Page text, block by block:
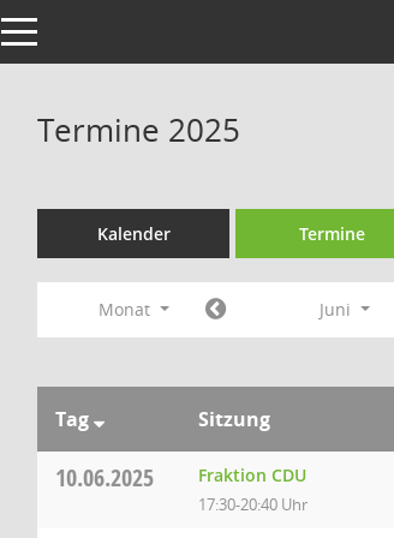
Toggle navigation
Termine 2025
Kalender Termine
Monat Juni
Tag Sitzung
10.06.2025 Fraktion CDU
17:30-20:40 Uhr